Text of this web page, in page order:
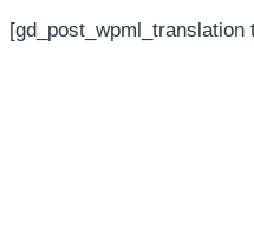
[gd_post_wpml_translation